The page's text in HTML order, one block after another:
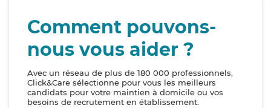
Comment pouvons-
nous vous aider ?
Avec un réseau de plus de 180 000 professionnels,
Click&Care sélectionne pour vous les meilleurs
candidats pour votre maintien à domicile ou vos
besoins de recrutement en établissement.